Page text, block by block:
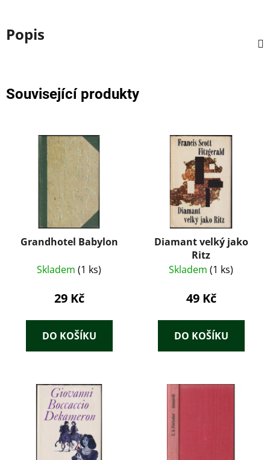
Popis
Související produkty
Grandhotel Babylon
Skladem (1 ks)
29 Kč
DO KOŠÍKU
Diamant velký jako
Ritz
Skladem (1 ks)
49 Kč
DO KOŠÍKU